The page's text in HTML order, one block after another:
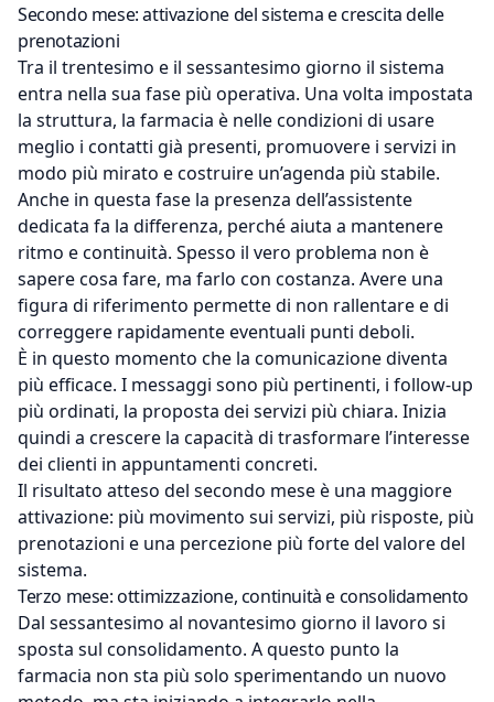
Secondo mese: attivazione del sistema e crescita delle
prenotazioni
Tra il trentesimo e il sessantesimo giorno il sistema
entra nella sua fase più operativa. Una volta impostata
la struttura, la farmacia è nelle condizioni di usare
meglio i contatti già presenti, promuovere i servizi in
modo più mirato e costruire un’agenda più stabile.
Anche in questa fase la presenza dell’assistente
dedicata fa la differenza, perché aiuta a mantenere
ritmo e continuità. Spesso il vero problema non è
sapere cosa fare, ma farlo con costanza. Avere una
figura di riferimento permette di non rallentare e di
correggere rapidamente eventuali punti deboli.
È in questo momento che la comunicazione diventa
più efficace. I messaggi sono più pertinenti, i follow-up
più ordinati, la proposta dei servizi più chiara. Inizia
quindi a crescere la capacità di trasformare l’interesse
dei clienti in appuntamenti concreti.
Il risultato atteso del secondo mese è una maggiore
attivazione: più movimento sui servizi, più risposte, più
prenotazioni e una percezione più forte del valore del
sistema.
Terzo mese: ottimizzazione, continuità e consolidamento
Dal sessantesimo al novantesimo giorno il lavoro si
sposta sul consolidamento. A questo punto la
farmacia non sta più solo sperimentando un nuovo